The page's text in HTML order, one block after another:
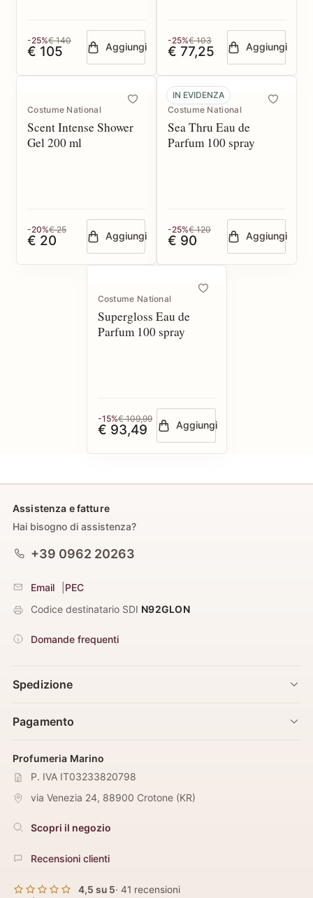
-25%€ 140
€ 105 Aggiungi
-25%€ 103
€ 77,25 Aggiungi
Costume National
Scent Intense Shower
Gel 200 ml
-20%€ 25
€ 20 Aggiungi
IN EVIDENZA
Costume National
Sea Thru Eau de
Parfum 100 spray
-25%€ 120
€ 90 Aggiungi
Costume National
Supergloss Eau de
Parfum 100 spray
-15%€ 109,99
€ 93,49 Aggiungi
Assistenza e fatture
Hai bisogno di assistenza?
+39 0962 20263
Email
PEC
Codice destinatario SDI N92GLON
Domande frequenti
Spedizione
Pagamento
Profumeria Marino
P. IVA IT03233820798
via Venezia 24, 88900 Crotone (KR)
Scopri il negozio
Recensioni clienti
4,5 su 5· 41 recensioni